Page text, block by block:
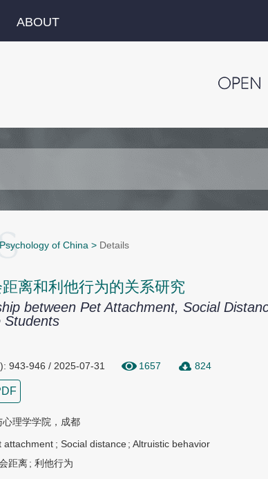
ABOUT
Psychology of China > Details
离和利他行为的关系研究
between Pet Attachment, Social
Students
943-946 / 2025-07-31 1657 824
理学学院，成都
attachment ; Social distance ;Altruistic behavior
距离 ;利他行为